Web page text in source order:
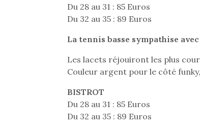
Du 28 au 31 : 85 Euros
Du 32 au 35 : 89 Euros
La tennis basse sympathise
Les lacets réjouiront les plus
Couleur argent pour le côté
BISTROT
Du 28 au 31 : 85 Euros
Du 32 au 35 : 89 Euros